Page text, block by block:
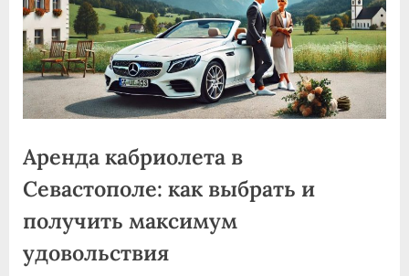
Аренда кабриолета в
Севастополе: как выбрать и
получить максимум
удовольствия